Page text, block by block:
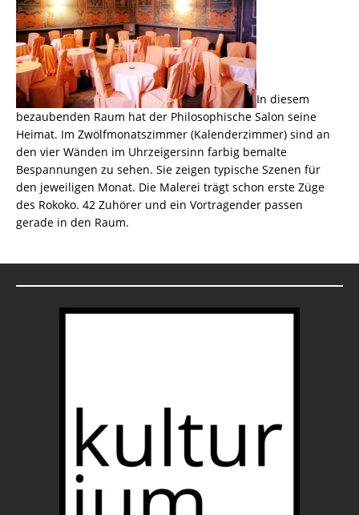
In diesem
bezaubenden Raum hat der Philosophische Salon seine
Heimat. Im Zwölfmonatszimmer (Kalenderzimmer) sind an
den vier Wänden im Uhrzeigersinn farbig bemalte
Bespannungen zu sehen. Sie zeigen typische Szenen für
den jeweiligen Monat. Die Malerei trägt schon erste Züge
des Rokoko. 42 Zuhörer und ein Vortragender passen
gerade in den Raum.